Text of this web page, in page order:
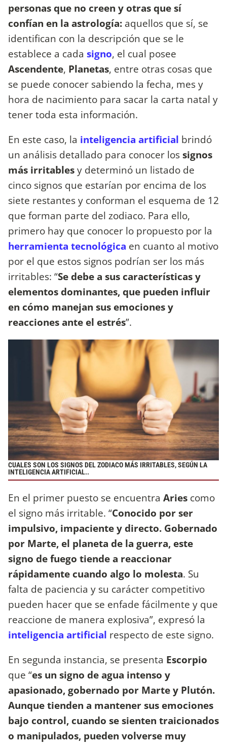
personas que no creen y otras que sí
confían en la astrología: aquellos que sí, se
identifican con la descripción que se le
establece a cada signo, el cual posee
Ascendente, Planetas, entre otras cosas que
se puede conocer sabiendo la fecha, mes y
hora de nacimiento para sacar la carta natal y
tener toda esta información.
En este caso, la inteligencia artificial brindó
un análisis detallado para conocer lossignos
más irritablesy determinó un listado de
cinco signos que estarían por encima de los
siete restantes y conforman el esquema de 12
que forman parte del zodiaco. Para ello,
primero hay que conocer lo propuesto por la
herramienta tecnológica en cuanto al motivo
por el que estos signos podrían ser los más
irritables: “Se debe a sus características y
elementos dominantes, que pueden influir
en cómo manejan sus emociones y
reacciones ante el estrés”.
CUALES SON LOS SIGNOS DEL ZODIACO MÁS IRRITABLES, SEGÚN LA
INTELIGENCIA ARTIFICIAL..
En el primer puesto se encuentra Aries como
el signo más irritable. “Conocido por ser
impulsivo, impaciente y directo. Gobernado
por Marte, el planeta de la guerra, este
signo de fuego tiende a reaccionar
rápidamente cuando algo lo molesta. Su
falta de paciencia y su carácter competitivo
pueden hacer que se enfade fácilmente y que
reaccione de manera explosiva”, expresó la
inteligencia artificial respecto de este signo.
En segunda instancia, se presenta Escorpio
que “es un signo de agua intenso y
apasionado, gobernado por Marte y Plutón.
Aunque tienden a mantener sus emociones
bajo control, cuando se sienten traicionados
o manipulados, pueden volverse muy